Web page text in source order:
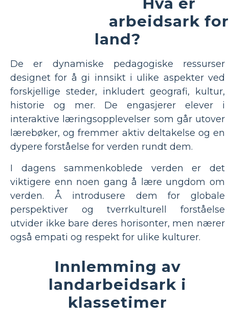
arbeidsark for
land?
De er dynamiske pedagogiske ressurser
designet for å gi innsikt i ulike aspekter ved
forskjellige steder, inkludert geografi, kultur,
historie og mer. De engasjerer elever i
interaktive læringsopplevelser som går utover
lærebøker, og fremmer aktiv deltakelse og en
dypere forståelse for verden rundt dem.
I dagens sammenkoblede verden er det
viktigere enn noen gang å lære ungdom om
verden. Å introdusere dem for globale
perspektiver og tverrkulturell forståelse
utvider ikke bare deres horisonter, men nærer
også empati og respekt for ulike kulturer.
Innlemming av
landarbeidsark i
klassetimer